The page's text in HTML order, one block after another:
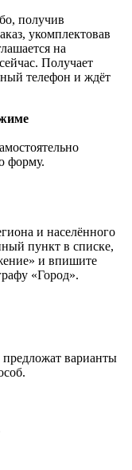
получив
укомплектовав
на
Получает
телефон и ждёт
форму.
и населённого
пункт в списке,
и впишите
«Город».
предложат варианты